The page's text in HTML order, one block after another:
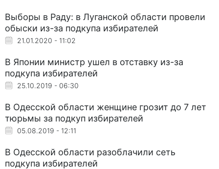
Выборы в Раду: в Луганской области провели
обыски из-за подкупа избирателей
21.01.2020 - 11:02
В Японии министр ушел в отставку из-за
подкупа избирателей
25.10.2019 - 06:30
В Одесской области женщине грозит до 7 лет
тюрьмы за подкуп избирателей
05.08.2019 - 12:11
В Одесской области разоблачили сеть
подкупа избирателей